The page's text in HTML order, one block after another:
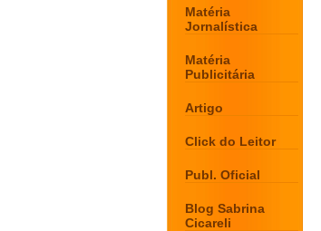
Matéria
Jornalística
Matéria
Publicitária
Artigo
Click do Leitor
Publ. Oficial
Blog Sabrina
Cicareli